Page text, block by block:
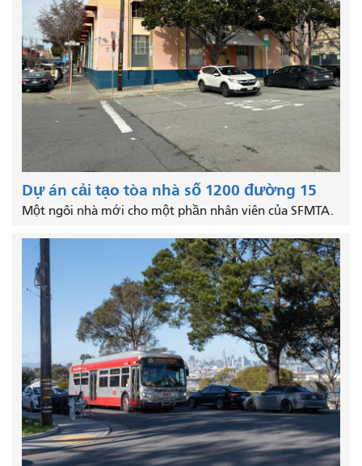
Dự án cải tạo tòa nhà số 1200 đường 15
Một ngôi nhà mới cho một phần nhân viên của SFMTA.